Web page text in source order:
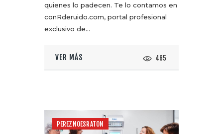
quienes lo padecen. Te lo contamos en
conRderuido.com, portal profesional
exclusivo de…
VER MÁS 465
PEREZNOESRATON